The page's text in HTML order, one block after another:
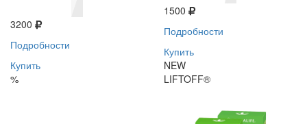
3200
Подробности
Купить
%
1500
Подробности
Купить
NEW
LIFTOFF®